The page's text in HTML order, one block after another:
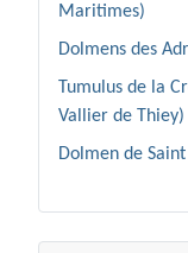
Maritimes)
Dolmens des
Tumulus de la
Vallier de Thiey)
Dolmen de